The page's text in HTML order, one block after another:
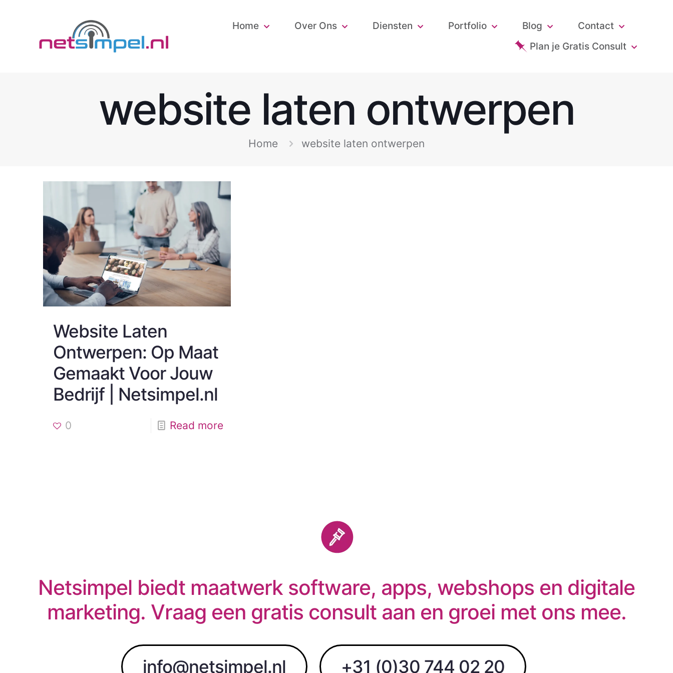
Home Over Ons Diensten Portfolio Blog
Contact
Plan je Gratis Consult
website laten ontwerpen
Home website laten ontwerpen
Website Laten
Ontwerpen: Op Maat
Gemaakt Voor Jouw
Bedrijf | Netsimpel.nl
0 Read more
Netsimpel biedt maatwerk software, apps, webshops en digitale
marketing. Vraag een gratis consult aan en groei met ons mee.
info@netsimpel.nl +31 (0)30 744 02 20